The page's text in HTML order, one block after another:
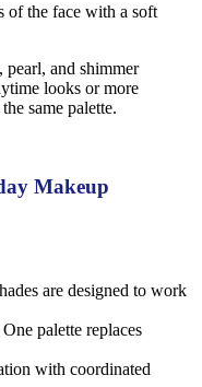
of the face with a soft
pearl, and shimmer
looks or more
same palette.
Makeup
are designed to work
palette replaces
with coordinated